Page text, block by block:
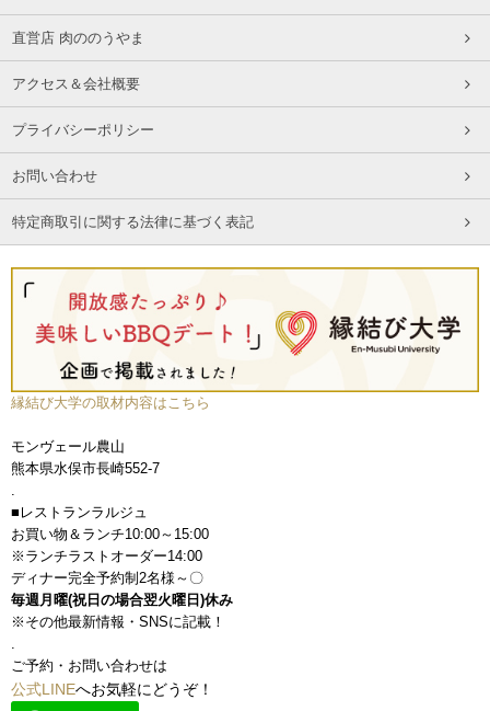
直営店 肉ののうやま
アクセス＆会社概要
プライバシーポリシー
お問い合わせ
特定商取引に関する法律に基づく表記
縁結び大学の取材内容はこちら
モンヴェール農山
熊本県水俣市長崎552-7
■レストランラルジュ
お買い物＆ランチ10:00～15:00
※ランチラストオーダー14:00
ディナー完全予約制2名様～〇
毎週月曜(祝日の場合翌火曜日)休み
※その他最新情報・SNSに記載！
ご予約・お問い合わせは
公式LINEへお気軽にどうぞ！